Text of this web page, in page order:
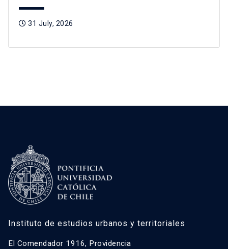
31 July, 2026
Instituto de estudios urbanos y territoriales
El Comendador 1916, Providencia